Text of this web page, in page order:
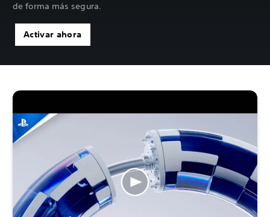
de forma más segura.
Activar ahora